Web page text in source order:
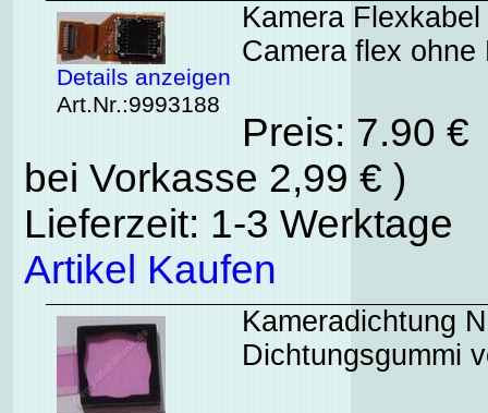
Details anzeigen
Art.Nr.:9993188
Kamera
Camera flex ohne
Preis: 7.90
bei Vorkasse 2,99 € )
Lieferzeit: 1-3 Werktage
Artikel Kaufen
Kameradichtung
Dichtungsgummi